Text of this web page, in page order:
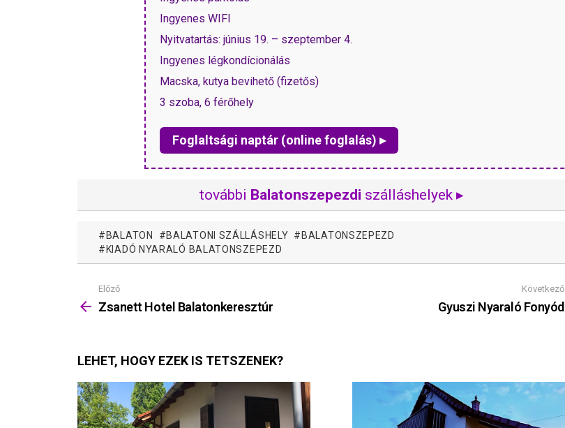
Ingyenes WIFI
Nyitvatartás: június 19. – szeptember 4.
Ingyenes légkondícionálás
Macska, kutya bevihető (fizetős)
3 szoba, 6 férőhely
Foglaltsági naptár (online foglalás) ▸
további Balatonszepezdi szálláshelyek ▸
BALATON BALATONI SZÁLLÁSHELY
BALATONSZEPEZD
KIADÓ NYARALÓ BALATONSZEPEZD
Mutass
többet
Előző
Zsanett Hotel Balatonkeresztúr
Következő
Gyuszi Nyaraló Fonyód
LEHET, HOGY EZEK IS TETSZENEK?